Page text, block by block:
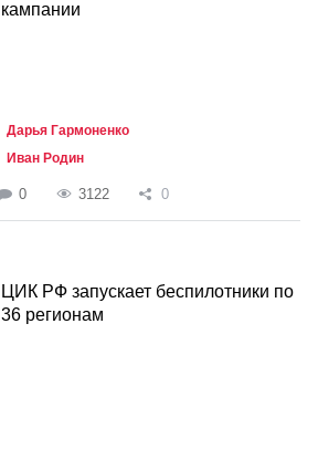
кампании
Дарья Гармоненко
Иван Родин
0 3122 0
ЦИК РФ запускает беспилотники по
36 регионам